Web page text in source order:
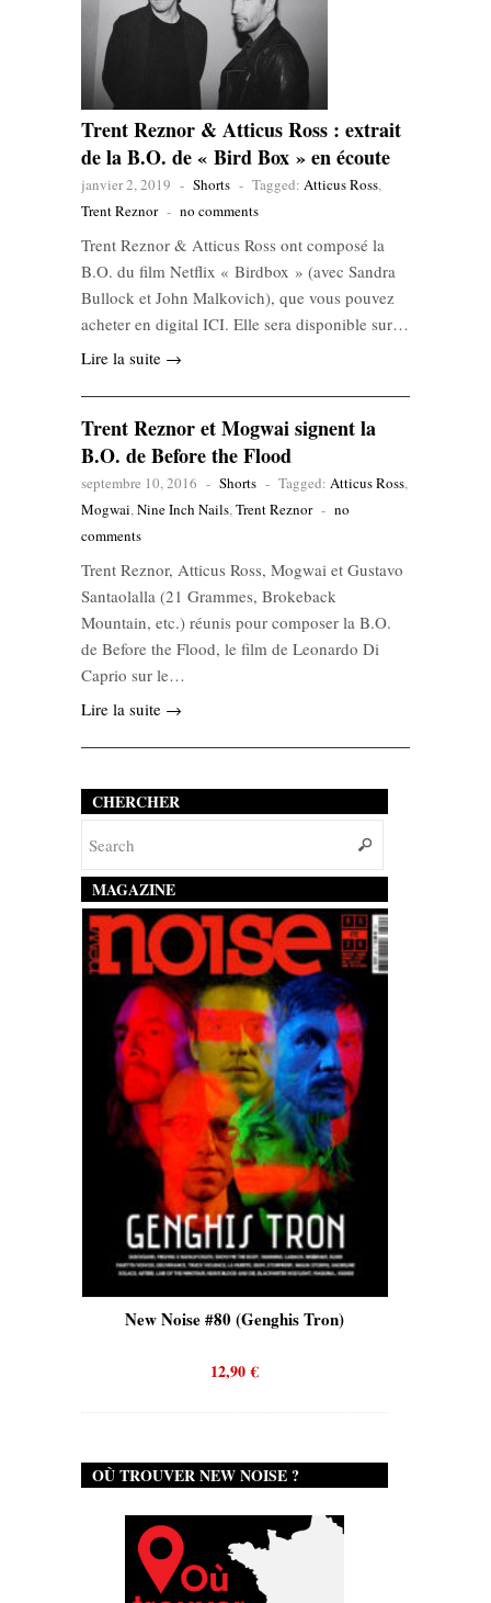
Trent Reznor & Atticus Ross : extrait
de la B.O. de « Bird Box » en écoute
janvier 2, 2019 - Shorts - Tagged: Atticus Ross,
Trent Reznor - no comments
Trent Reznor & Atticus Ross ont composé la
B.O. du film Netflix « Birdbox » (avec Sandra
Bullock et John Malkovich), que vous pouvez
acheter en digital ICI. Elle sera disponible sur…
Lire la suite →
Trent Reznor et Mogwai signent la
B.O. de Before the Flood
septembre 10, 2016 - Shorts - Tagged: Atticus Ross,
Mogwai,Nine Inch Nails,Trent Reznor - no
comments
Trent Reznor, Atticus Ross, Mogwai et Gustavo
Santaolalla (21 Grammes, Brokeback
Mountain, etc.) réunis pour composer la B.O.
de Before the Flood, le film de Leonardo Di
Caprio sur le…
Lire la suite →
CHERCHER
MAGAZINE
New Noise #80 (Genghis Tron)
12,90€
OÙ TROUVER NEW NOISE ?